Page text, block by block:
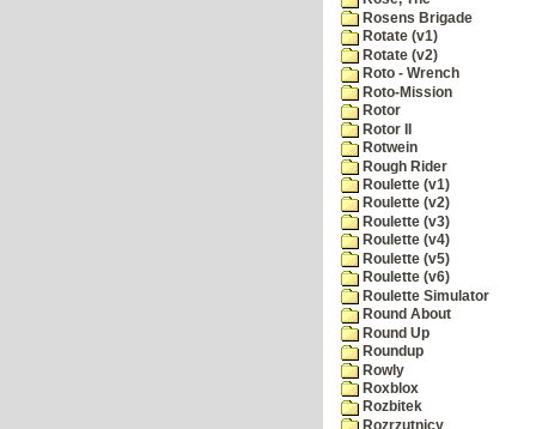
Rosens Brigade
Rotate (v1)
Rotate (v2)
Roto - Wrench
Roto-Mission
Rotor
Rotor II
Rotwein
Rough Rider
Roulette (v1)
Roulette (v2)
Roulette (v3)
Roulette (v4)
Roulette (v5)
Roulette (v6)
Roulette Simulator
Round About
Round Up
Roundup
Rowly
Roxblox
Rozbitek
Rozrzutnicy